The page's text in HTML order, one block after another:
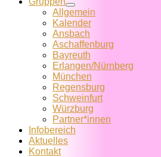
Allgemein
Kalender
Ansbach
Aschaffenburg
Bayreuth
Erlangen/Nürnberg
München
Regensburg
Schweinfurt
Würzburg
Partner*innen
Infobereich
Aktuelles
Kontakt